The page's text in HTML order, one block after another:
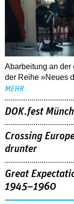
Abarbeitung an
der Reihe »Neues
MEHR
DOK.fest
Crossing
drunter
Great
1945–1960